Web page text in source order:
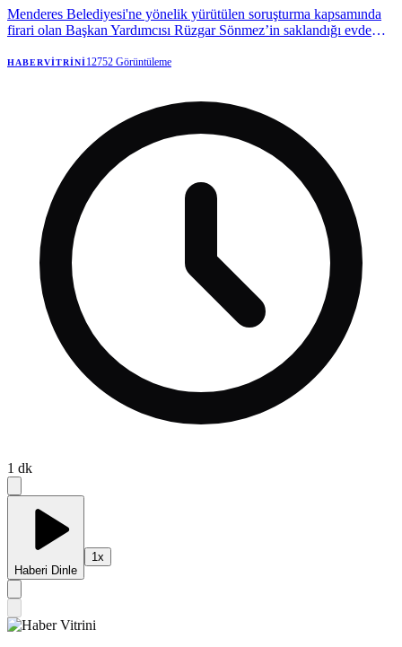
Menderes Belediyesi'ne yönelik yürütülen soruşturma kapsamında
firari olan Başkan Yardımcısı Rüzgar Sönmez’in saklandığı evde
Komutanlığı JASAT unsurları tarafından yakalandığı öğrenildi.
HABERVITRINI12752 Görüntüleme
1 dk
Haberi Dinle
1x